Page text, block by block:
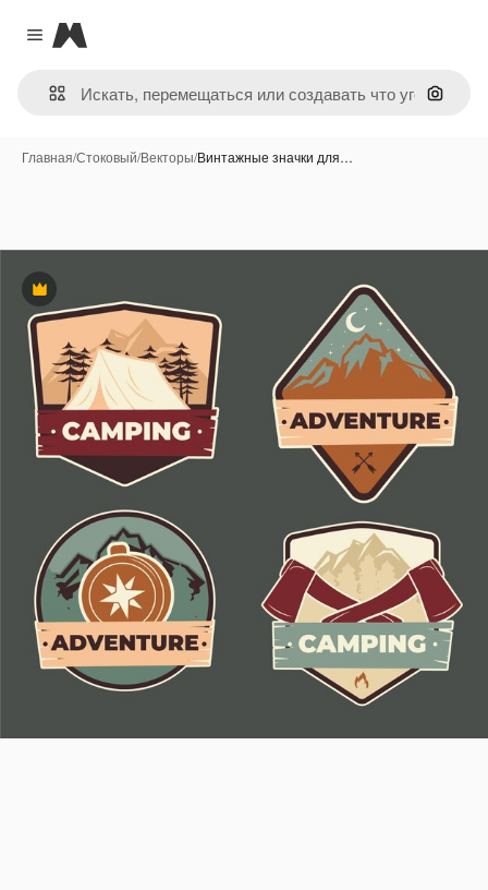
Close menu
Magnific
Поиск
Главная/Стоковый/Векторы/Винтажные значки для…
Премиум